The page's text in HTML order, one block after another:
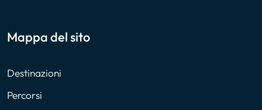
Mappa del sito
Destinazioni
Percorsi